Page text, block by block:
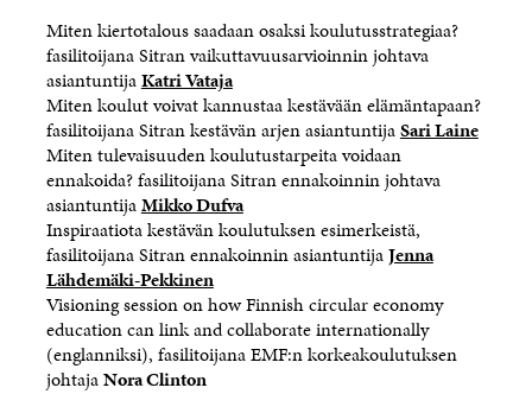
Miten kiertotalous saadaan osaksi koulutusstrategiaa?
fasilitoijana Sitran vaikuttavuusarvioinnin johtava
asiantuntijaKatri Vataja
Miten koulut voivat kannustaa kestävään elämäntapaan?
fasilitoijana Sitran kestävän arjen asiantuntijaSari Laine
Miten tulevaisuuden koulutustarpeita voidaan
ennakoida? fasilitoijana Sitran ennakoinnin johtava
asiantuntijaMikko Dufva
Inspiraatiota kestävän koulutuksen esimerkeistä,
fasilitoijana Sitran ennakoinnin asiantuntijaJenna
Lähdemäki-Pekkinen
Visioning session on how Finnish circular economy
education can link and collaborate internationally
(englanniksi), fasilitoijana EMF:n korkeakoulutuksen
johtajaNora Clinton